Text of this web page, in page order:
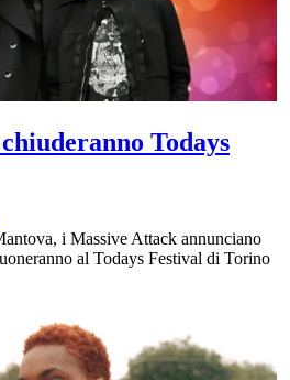
Todays
i Massive Attack annunciano
al Todays Festival di Torino